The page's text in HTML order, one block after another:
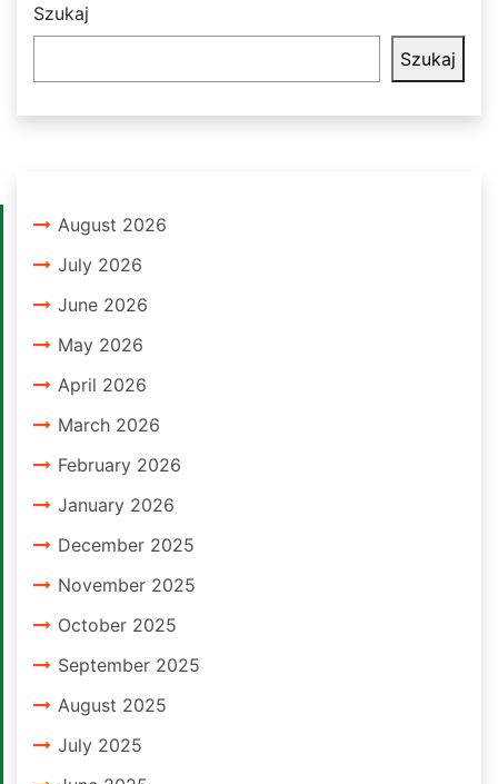
Szukaj
Szukaj
August 2026
July 2026
June 2026
May 2026
April 2026
March 2026
February 2026
January 2026
December 2025
November 2025
October 2025
September 2025
August 2025
July 2025